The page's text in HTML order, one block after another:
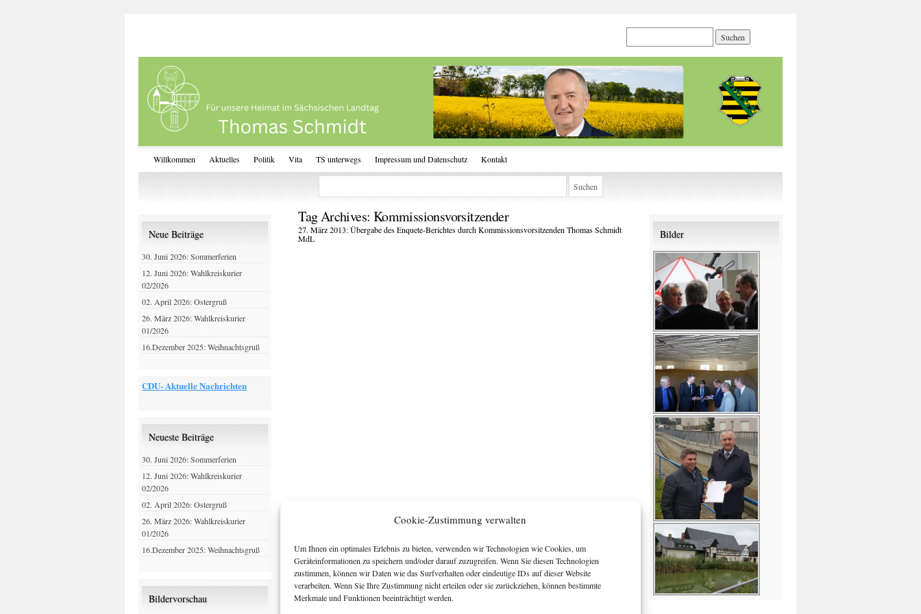
Cookie-Zustimmung verwalten
Um Ihnen ein optimales Erlebnis zu bieten, verwenden wir Technologien wie Cookies, um
Geräteinformationen zu speichern und/oder darauf zuzugreifen. Wenn Sie diesen Technologien
zustimmen, können wir Daten wie das Surfverhalten oder eindeutige IDs auf dieser Website
verarbeiten. Wenn Sie Ihre Zustimmung nicht erteilen oder sie zurückziehen, können bestimmte
Merkmale und Funktionen beeinträchtigt werden.
Willkommen Aktuelles Politik Vita TS unterwegs Impressum und Datenschutz Kontakt
Tag Archives: Kommissionsvorsitzender
27. März 2013: Übergabe des Enquete-Berichtes durch Kommissionsvorsitzenden Thomas Schmidt
MdL
Neue Beiträge
30. Juni 2026: Sommerferien
12. Juni 2026: Wahlkreiskurier
02/2026
02. April 2026: Ostergruß
26. März 2026: Wahlkreiskurier
01/2026
16.Dezember 2025: Weihnachtsgruß
CDU- Aktuelle Nachrichten
Neueste Beiträge
30. Juni 2026: Sommerferien
12. Juni 2026: Wahlkreiskurier
02/2026
02. April 2026: Ostergruß
26. März 2026: Wahlkreiskurier
01/2026
16.Dezember 2025: Weihnachtsgruß
Bildervorschau
Bilder